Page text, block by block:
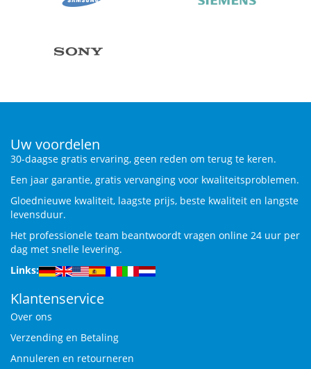
Uw voordelen
30-daagse gratis ervaring, geen reden om terug te keren.
Een jaar garantie, gratis vervanging voor kwaliteitsproblemen.
Gloednieuwe kwaliteit, laagste prijs, beste kwaliteit en langste
levensduur.
Het professionele team beantwoordt vragen online 24 uur per
dag met snelle levering.
Links:
Klantenservice
Over ons
Verzending en Betaling
Annuleren en retourneren